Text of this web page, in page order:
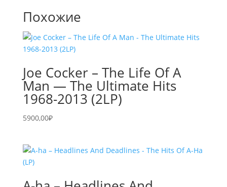
Похожие
Joe Cocker – The Life Of A
Man — The Ultimate Hits
1968-2013 (2LP)
5900,00₽